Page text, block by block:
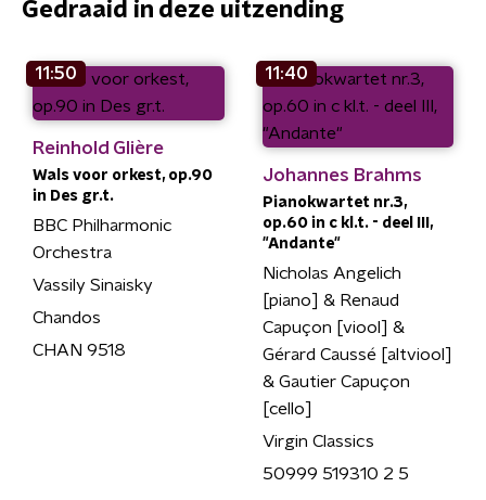
Gedraaid in deze uitzending
11:50
Reinhold Glière
Wals voor orkest, op.90
in Des gr.t.
BBC Philharmonic
Orchestra
Vassily Sinaisky
Chandos
CHAN 9518
11:40
Johannes Brahms
Pianokwartet nr.3,
op.60 in c kl.t. - deel III,
"Andante"
Nicholas Angelich
[piano] & Renaud
Capuçon [viool] &
Gérard Caussé [altviool]
& Gautier Capuçon
[cello]
Virgin Classics
50999 519310 2 5